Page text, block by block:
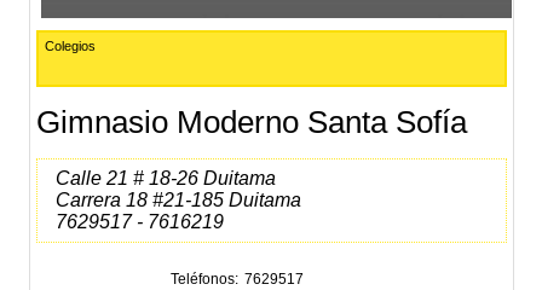
Colegios
Gimnasio Moderno Santa Sofía
Calle 21 # 18-26 Duitama
Carrera 18 #21-185 Duitama
7629517 - 7616219
Teléfonos
7629517